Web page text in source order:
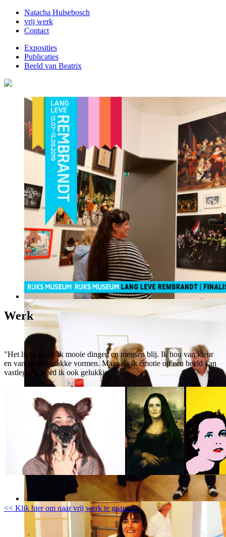
Natacha Hulsebosch
vrij werk
Contact
Exposities
Publicaties
Beeld van Beatrix
Werk
"Het liefst maak ik mooie dingen en mensen blij. Ik hou van kleur
en van mooie strakke vormen. Maar als ik emotie op een beeld kan
vastleggen word ik ook gelukkig.
<< Klik hier om naar vrij werk te gaan >>